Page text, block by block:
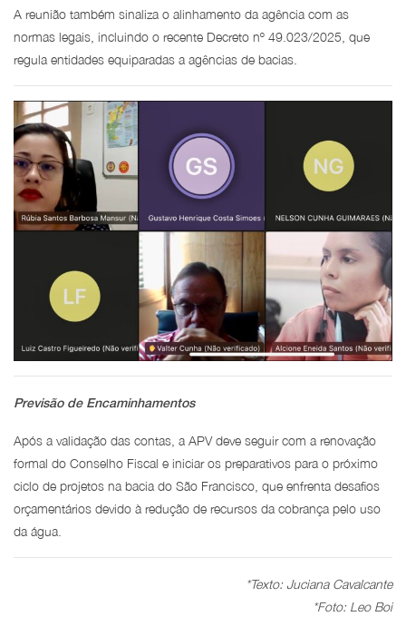
A reunião também sinaliza o alinhamento da agência com as
normas legais, incluindo o recente Decreto nº 49.023/2025, que
regula entidades equiparadas a agências de bacias.
Previsão de Encaminhamentos
Após a validação das contas, a APV deve seguir com a renovação
formal do Conselho Fiscal e iniciar os preparativos para o próximo
ciclo de projetos na bacia do São Francisco, que enfrenta desafios
orçamentários devido à redução de recursos da cobrança pelo uso
da água.
*Texto: Juciana Cavalcante
*Foto: Leo Boi